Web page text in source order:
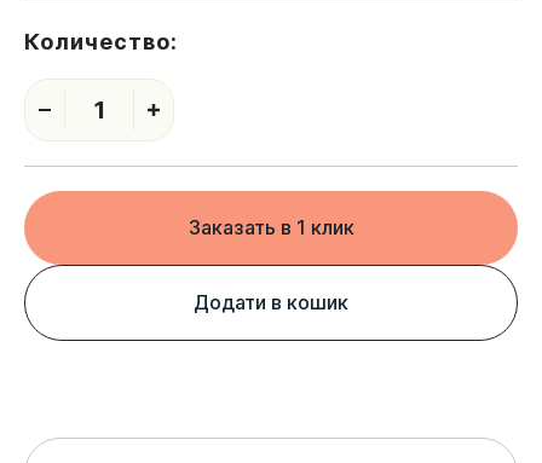
Количество:
1
Заказать в 1 клик
Додати в кошик